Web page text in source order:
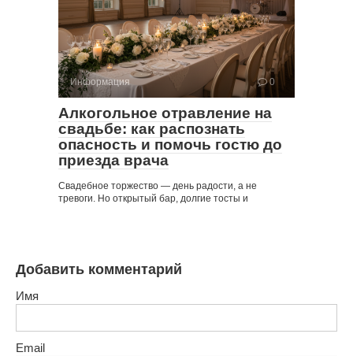
Информация 0
Алкогольное отравление на
свадьбе: как распознать
опасность и помочь гостю до
приезда врача
Свадебное торжество — день радости, а не
тревоги. Но открытый бар, долгие тосты и
Добавить комментарий
Имя
Email